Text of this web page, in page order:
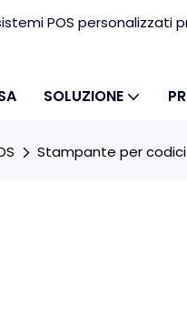
POS personalizzati
SOLUZIONE
Stampante per